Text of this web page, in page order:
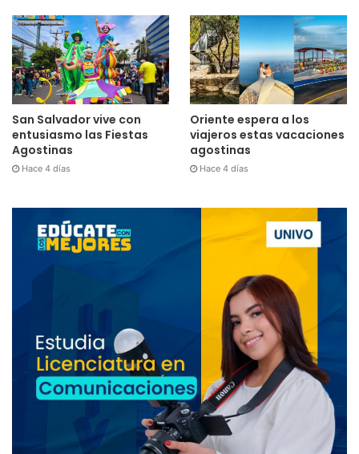
San Salvador vive con
entusiasmo las Fiestas
Agostinas
Hace 4 días
Oriente espera a los
viajeros estas vacaciones
agostinas
Hace 4 días